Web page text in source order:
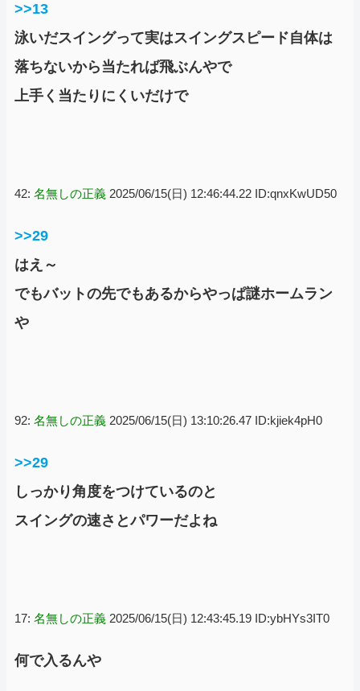
>>13
泳いだスイングって実はスイングスピード自体は
落ちないから当たれば飛ぶんやで
上手く当たりにくいだけで
42: 名無しの正義 2025/06/15(日) 12:46:44.22 ID:qnxKwUD50
>>29
はえ～
でもバットの先でもあるからやっぱ謎ホームラン
や
92: 名無しの正義 2025/06/15(日) 13:10:26.47 ID:kjiek4pH0
>>29
しっかり角度をつけているのと
スイングの速さとパワーだよね
17: 名無しの正義 2025/06/15(日) 12:43:45.19 ID:ybHYs3IT0
何で入るんや